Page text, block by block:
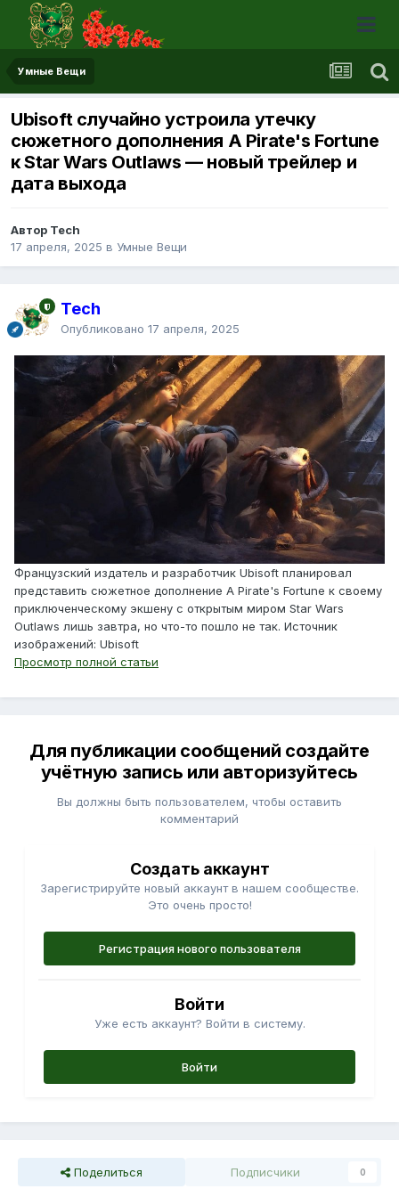
Умные Вещи
Ubisoft случайно устроила утечку
сюжетного дополнения A Pirate's Fortune
к Star Wars Outlaws — новый трейлер и
дата выхода
Автор Tech
17 апреля, 2025 в Умные Вещи
Tech
Опубликовано 17 апреля, 2025
Французский издатель и разработчик Ubisoft планировал
представить сюжетное дополнение A Pirate's Fortune к своему
приключенческому экшену с открытым миром Star Wars
Outlaws лишь завтра, но что-то пошло не так. Источник
изображений: Ubisoft
Просмотр полной статьи
Для публикации сообщений создайте
учётную запись или авторизуйтесь
Вы должны быть пользователем, чтобы оставить
комментарий
Создать аккаунт
Зарегистрируйте новый аккаунт в нашем сообществе.
Это очень просто!
Регистрация нового пользователя
Войти
Уже есть аккаунт? Войти в систему.
Войти
Поделиться Подписчики 0